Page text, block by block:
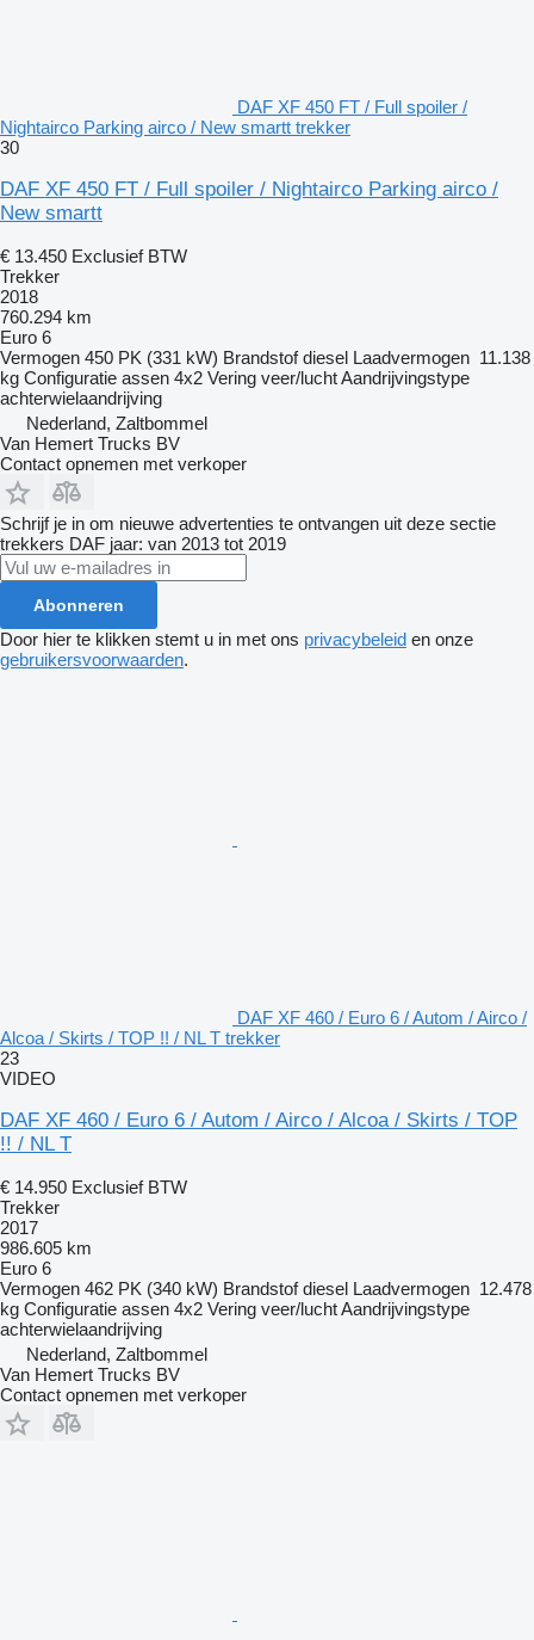
DAF XF 450 FT / Full spoiler /
Nightairco Parking airco / New smartt trekker
30
DAF XF 450 FT / Full spoiler / Nightairco Parking airco /
New smartt
€ 13.450 Exclusief BTW
Trekker
2018
760.294 km
Euro 6
Vermogen 450 PK (331 kW) Brandstof diesel Laadvermogen 11.138
kg Configuratie assen 4x2 Vering veer/luchtAandrijvingstype
achterwielaandrijving
Nederland, Zaltbommel
Van Hemert Trucks BV
Contact opnemen met verkoper
Schrijf je in om nieuwe advertenties te ontvangen uit deze sectie
trekkers DAF jaar: van 2013 tot 2019
Abonneren
Door hier te klikken stemt u in met ons privacybeleid en onze
gebruikersvoorwaarden.
DAF XF 460 / Euro 6 / Autom / Airco /
Alcoa / Skirts / TOP !! / NL T trekker
23
VIDEO
DAF XF 460 / Euro 6 / Autom / Airco / Alcoa / Skirts / TOP
!! / NL T
€ 14.950 Exclusief BTW
Trekker
2017
986.605 km
Euro 6
Vermogen 462 PK (340 kW) Brandstof diesel Laadvermogen 12.478
kg Configuratie assen 4x2 Vering veer/luchtAandrijvingstype
achterwielaandrijving
Nederland, Zaltbommel
Van Hemert Trucks BV
Contact opnemen met verkoper